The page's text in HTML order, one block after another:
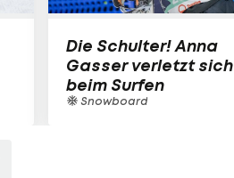
Die Schulter! Anna
Gasser verletzt sich
beim Surfen
Snowboard